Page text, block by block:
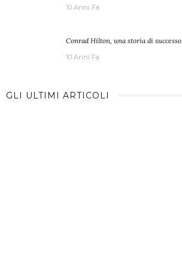
10 Anni Fa
Conrad Hilton, una storia di successo
10 Anni Fa
GLI ULTIMI ARTICOLI